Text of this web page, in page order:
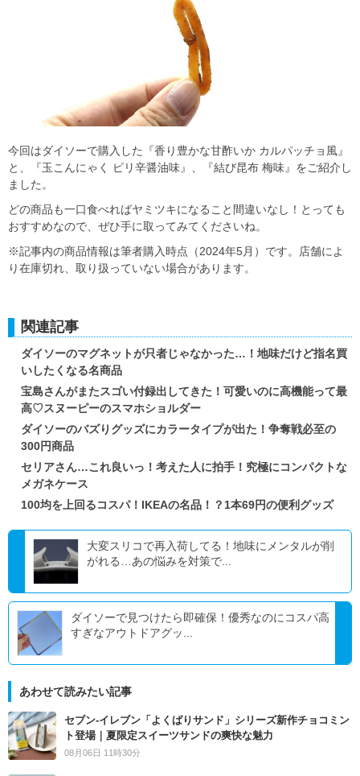
今回はダイソーで購入した『香り豊かな甘酢いか カルパッチョ風』
と、『玉こんにゃく ピリ辛醤油味』、『結び昆布 梅味』をご紹介し
ました。
どの商品も一口食べればヤミツキになること間違いなし！とっても
おすすめなので、ぜひ手に取ってみてくださいね。
※記事内の商品情報は筆者購入時点（2024年5月）です。店舗によ
り在庫切れ、取り扱っていない場合があります。
関連記事
ダイソーのマグネットが只者じゃなかった…！地味だけど指名買
いしたくなる名商品
宝島さんがまたスゴい付録出してきた！可愛いのに高機能って最
高♡スヌーピーのスマホショルダー
ダイソーのバズりグッズにカラータイプが出た！争奪戦必至の
300円商品
セリアさん…これ良いっ！考えた人に拍手！究極にコンパクトな
メガネケース
100均を上回るコスパ！IKEAの名品！？1本69円の便利グッズ
大変スリコで再入荷してる！地味にメンタルが削
がれる…あの悩みを対策で...
ダイソーで見つけたら即確保！優秀なのにコスパ高
すぎなアウトドアグッ...
あわせて読みたい記事
セブン‐イレブン「よくばりサンド」シリーズ新作チョコミン
ト登場｜夏限定スイーツサンドの爽快な魅力
08月06日 11時30分